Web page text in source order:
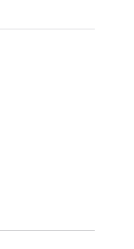
本身的尺寸啊)